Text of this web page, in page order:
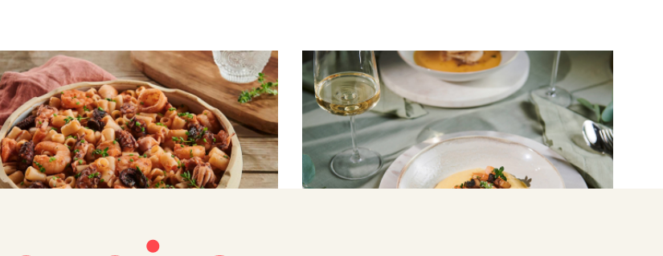
με θαλασσινά και κοφτό
Γάμπαρη, με μανιτάρια και κρεμώδη
πολέντα
ΘΑΛΑΣΣΙΝΑ